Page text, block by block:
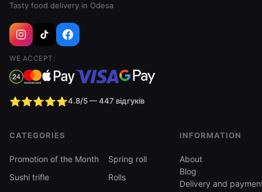
Tasty food delivery in Odesa
WE ACCEPT:
⭐⭐⭐⭐⭐4.8/5 — 447 відгуків
CATEGORIES
Promotion of the Month
Spring roll
Sushi trifle
Rolls
INFORMATION
About
Blog
Delivery and